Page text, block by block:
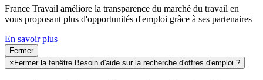
France Travail améliore la transparence du marché du travail en
vous proposant plus d'opportunités d'emploi grâce à ses partenaires
En savoir plus
Fermer
× Fermer la fenêtre Besoin d'aide sur la recherche d'offres d'emploi ?